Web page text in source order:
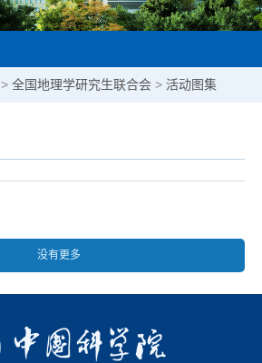
>全国地理学研究生联合会 >活动图集
没有更多